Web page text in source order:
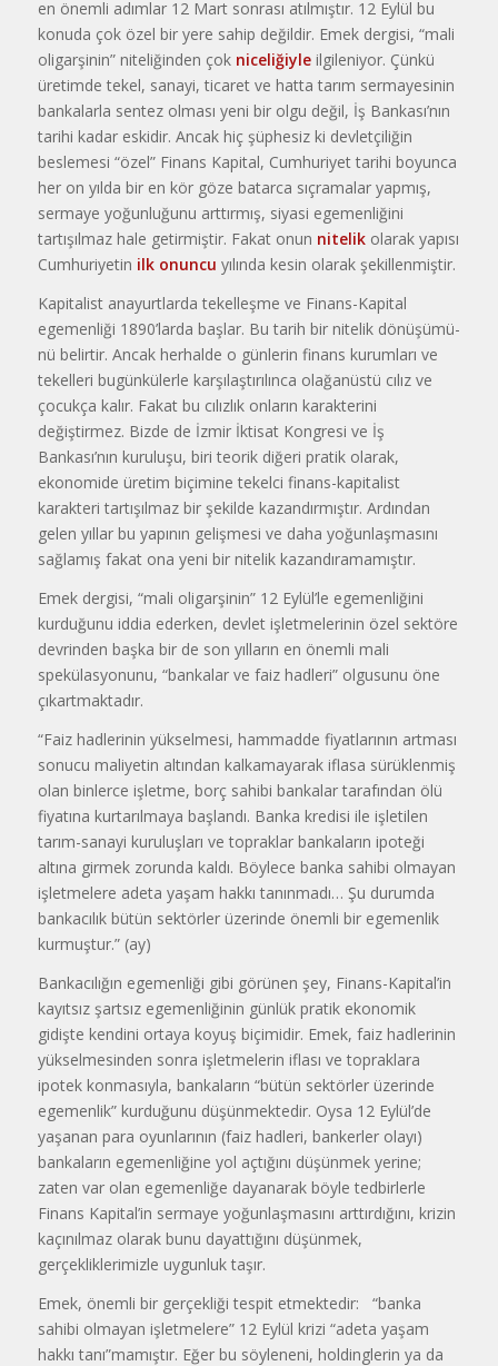
en önemli adımlar 12 Mart sonrası atılmış­tır. 12 Eylül bu
konuda çok özel bir ye­re sahip değildir. Emek dergisi, “mali
oligarşinin” niteliğinden çok niceliğiyle ilgileniyor. Çünkü
üretimde tekel, sa­nayi, ticaret ve hatta tarım sermayesi­nin
bankalarla sentez olması yeni bir olgu değil, İş Bankası’nın
tarihi kadar eskidir. Ancak hiç şüphesiz ki devlet­çiliğin
beslemesi “özel” Finans Kapital, Cumhuriyet tarihi boyunca
her on yıl­da bir en kör göze batarca sıçramalar yapmış,
sermaye yoğunluğunu arttırmış, siyasi egemenliğini
tartışılmaz hale getirmiştir. Fakat onun nitelik olarak yapısı
Cumhuriyetin ilk onuncu yılında kesin olarak şekillenmiştir.
Kapitalist anayurtlarda tekelleşme ve Finans-Kapital
egemenliği 1890’larda başlar. Bu tarih bir nitelik dönüşümü­
nü belirtir. Ancak herhalde o günlerin finans kurumları ve
tekelleri bugünkü­lerle karşılaştırılınca olağanüstü cılız ve
çocukça kalır. Fakat bu cılızlık onların karakterini
değiştirmez. Bizde de İzmir İktisat Kongresi ve İş
Bankası’nın ku­ruluşu, biri teorik diğeri pratik olarak,
ekonomide üretim biçimine tekelci finans-kapitalist
karakteri tartışılmaz bir şekilde kazandırmıştır. Ardından
gelen yıllar bu yapının gelişmesi ve daha yo­ğunlaşmasını
sağlamış fakat ona yeni bir nitelik kazandıramamıştır.
Emek dergisi, “mali oligarşinin” 12 Eylül’le egemenliğini
kurduğunu iddia ederken, devlet işletmelerinin özel sek­töre
devrinden başka bir de son yılla­rın en önemli mali
spekülasyonunu, “bankalar ve faiz hadleri” olgusunu öne
çıkartmaktadır.
“Faiz hadlerinin yükselmesi, ham­madde fiyatlarının artması
sonucu ma­liyetin altından kalkamayarak iflasa sü­rüklenmiş
olan binlerce işletme, borç sahibi bankalar tarafından ölü
fiyatına kurtarılmaya başlandı. Banka kredisi ile işletilen
tarım-sanayi kuruluşları ve topraklar bankaların ipoteği
altına girmek zorunda kaldı. Böylece banka sa­hibi olmayan
işletmelere adeta yaşam hakkı tanınmadı… Şu durumda
ban­kacılık bütün sektörler üzerinde önemli bir egemenlik
kurmuştur.” (ay)
Bankacılığın egemenliği gibi görünen şey, Finans-Kapital’in
kayıtsız şartsız egemenliğinin günlük pratik ekonomik
gidişte kendini ortaya koyuş biçimidir. Emek, faiz hadlerinin
yükselmesinden sonra işletmelerin iflası ve topraklara
ipotek konmasıyla, bankaların “bütün sektörler üzerinde
egemenlik” kurdu­ğunu düşünmektedir. Oysa 12 Eylül’de
yaşanan para oyunlarının (faiz had­leri, bankerler olayı)
bankaların ege­menliğine yol açtığını düşünmek yeri­ne;
zaten var olan egemenliğe dayana­rak böyle tedbirlerle
Finans Kapital’in sermaye yoğunlaşmasını arttırdığını, krizin
kaçınılmaz olarak bunu dayattı­ğını düşünmek,
gerçekliklerimizle uy­gunluk taşır.
Emek, önemli bir gerçekliği tespit et­mektedir: “banka
sahibi olmayan işletmelere” 12 Eylül krizi “adeta yaşam
hakkı tanı”mamıştır. Eğer bu söylene­ni, holdinglerin ya da